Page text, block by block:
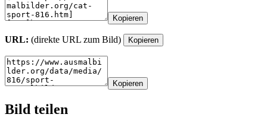
Kopieren
URL: (direkte URL zum Bild) Kopieren
Kopieren
Bild teilen